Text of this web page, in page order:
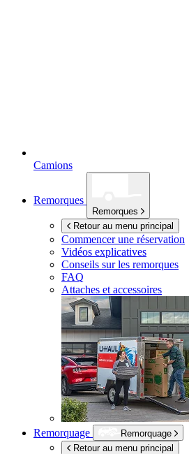
Camions
Remorques
Remorques
Retour au menu principal
Commencer une réservation
Vidéos explicatives
Conseils sur les remorques
FAQ
Attaches et accessoires
Remorquage
Remorquage
Retour au menu principal